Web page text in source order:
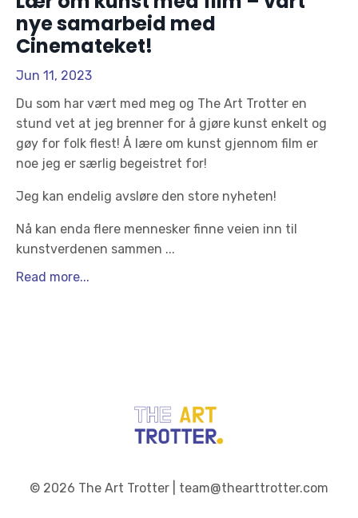
nye samarbeid med
Cinemateket!
Jun 11, 2023
Du som har vært med meg og The Art Trotter en
stund vet at jeg brenner for å gjøre kunst enkelt og
gøy for folk flest! Å lære om kunst gjennom film er
noe jeg er særlig begeistret for!
Jeg kan endelig avsløre den store nyheten!
Nå kan enda flere mennesker finne veien inn til
kunstverdenen sammen ...
Read more...
© 2026 The Art Trotter | team@thearttrotter.com